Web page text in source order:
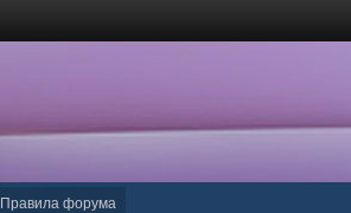
Правила форума